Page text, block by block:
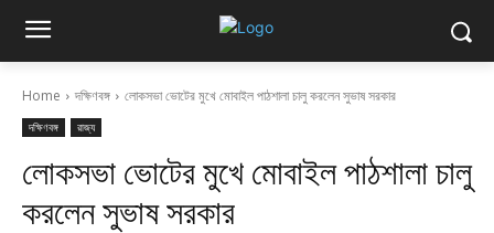
Home দক্ষিণবঙ্গ লোকসভা ভোটের মুখে মোবাইল পাঠশালা চালু করলেন সুভাষ সরকার
দক্ষিণবঙ্গ রাজ্য
লোকসভা ভোটের মুখে মোবাইল পাঠশালা চালু
করলেন সুভাষ সরকার